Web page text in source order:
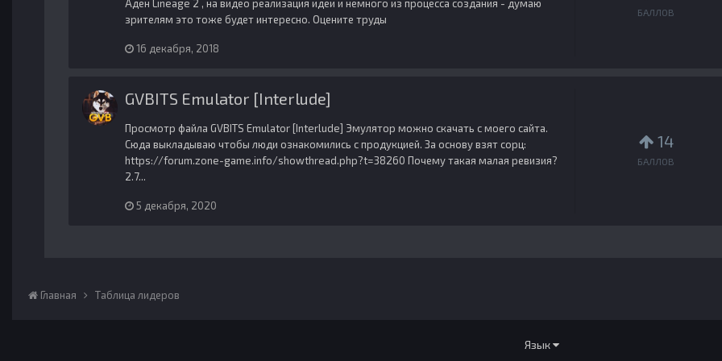
БАЛЛОВ
Аден Lineage 2 , на видео реализация идеи и немного из процесса создания - думаю
зрителям это тоже будет интересно. Оцените труды
16 декабря, 2018
14
БАЛЛОВ
GVBITS Emulator [Interlude]
Просмотр файла GVBITS Emulator [Interlude] Эмулятор можно скачать с моего сайта.
Сюда выкладываю чтобы люди ознакомились с продукцией. За основу взят сорц:
https://forum.zone-game.info/showthread.php?t=38260 Почему такая малая ревизия?
2.7...
5 декабря, 2020
Главная Таблица лидеров
Язык